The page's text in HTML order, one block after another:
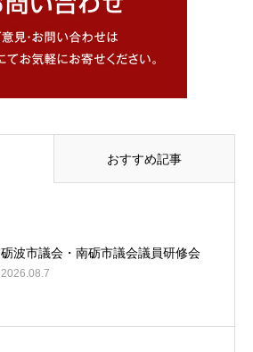
おすすめ記事
砺波市議会・南砺市議会議員研修会
2026.08.7